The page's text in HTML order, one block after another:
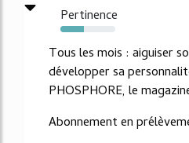
Pertinence
43%
Tous les mois : aiguiser
développer sa
PHOSPHORE, le
Abonnement en